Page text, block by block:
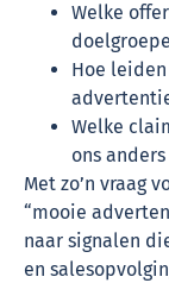
Welke
Hoe
Welke
ons
Met zo’n vraag
“mooie
naar signalen
en